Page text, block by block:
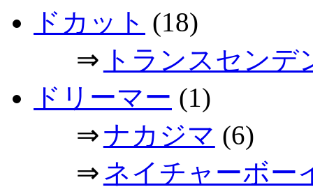
ドカット (18)
⇒ トランスセンデ
ドリーマー (1)
⇒ナカジマ (6)
⇒ ネイチャーボー